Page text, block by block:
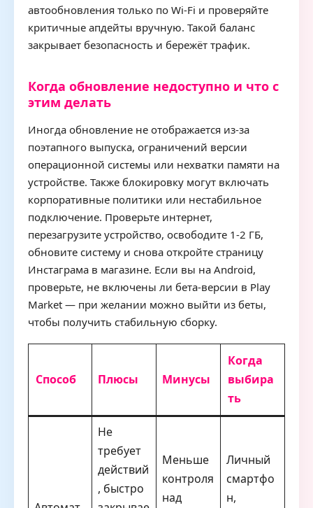
автообновления только по Wi-Fi и проверяйте
критичные апдейты вручную. Такой баланс
закрывает безопасность и бережёт трафик.
Когда обновление недоступно и что с
этим делать
Иногда обновление не отображается из-за
поэтапного выпуска, ограничений версии
операционной системы или нехватки памяти на
устройстве. Также блокировку могут включать
корпоративные политики или нестабильное
подключение. Проверьте интернет,
перезагрузите устройство, освободите 1-2 ГБ,
обновите систему и снова откройте страницу
Инстаграма в магазине. Если вы на Android,
проверьте, не включены ли бета-версии в Play
Market — при желании можно выйти из беты,
чтобы получить стабильную сборку.
Способ Плюсы Минусы
Когда
выбира
ть
Не
требует
действий
, быстро
Меньше
контроля
над
Личный
смартфо
н,